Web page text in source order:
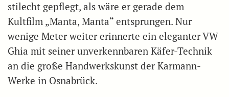
stilecht gepflegt, als wäre er gerade dem
Kultfilm „Manta, Manta“ entsprungen. Nur
wenige Meter weiter erinnerte ein eleganter VW
Ghia mit seiner unverkennbaren Käfer-Technik
an die große Handwerkskunst der Karmann-
Werke in Osnabrück.